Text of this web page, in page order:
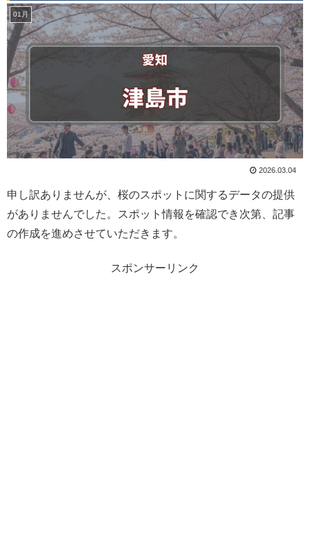
01月
2026.03.04
申し訳ありませんが、桜のスポットに関するデータの提供
がありませんでした。スポット情報を確認でき次第、記事
の作成を進めさせていただきます。
スポンサーリンク